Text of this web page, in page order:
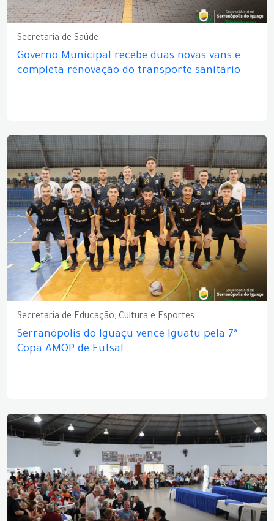
Secretaria de Saúde
Governo Municipal recebe duas novas vans e
completa renovação do transporte sanitário
Secretaria de Educação, Cultura e Esportes
Serranópolis do Iguaçu vence Iguatu pela 7ª
Copa AMOP de Futsal